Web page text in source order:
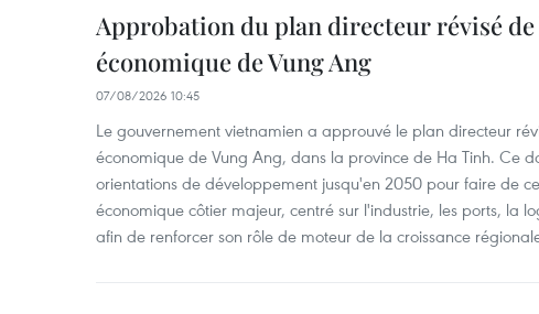
Approbation du plan directeur révisé de
économique de Vung Ang
07/08/2026 10:45
Le gouvernement vietnamien a approuvé le plan directeur
économique de Vung Ang, dans la province de Ha Tinh. Ce
orientations de développement jusqu'en 2050 pour faire de
économique côtier majeur, centré sur l'industrie, les ports, la
afin de renforcer son rôle de moteur de la croissance